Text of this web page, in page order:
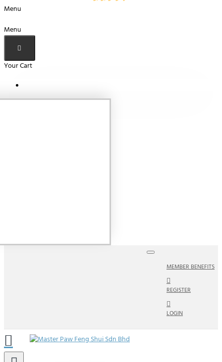
Menu
Menu
Your Cart
MEMBER BENEFITS
REGISTER
LOGIN